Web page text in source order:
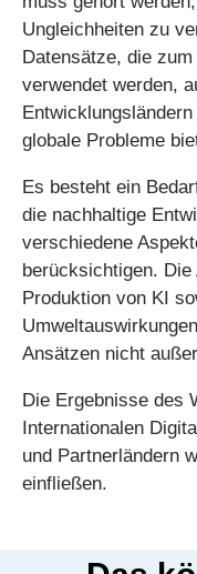
Ungleichheiten zu
Datensätze, die
verwendet werden,
globale Probleme
Es besteht ein
die nachhaltige
verschiedene
berücksichtigen.
Produktion von KI
Ansätzen nicht
Die Ergebnisse des
Internationalen
und Partnerländern
einfließen.